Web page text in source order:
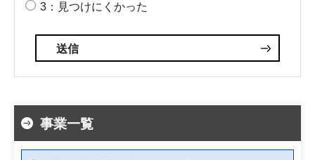
3：見つけにくかった
事業一覧